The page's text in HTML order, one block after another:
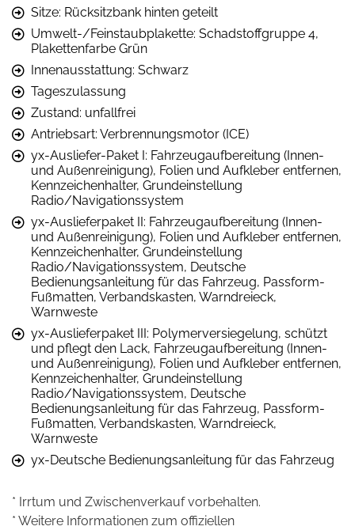
Sitze: Rücksitzbank hinten geteilt
Umwelt-/Feinstaubplakette: Schadstoffgruppe 4,
Plakettenfarbe Grün
Innenausstattung: Schwarz
Tageszulassung
Zustand: unfallfrei
Antriebsart: Verbrennungsmotor (ICE)
yx-Ausliefer-Paket I: Fahrzeugaufbereitung (Innen-
und Außenreinigung), Folien und Aufkleber entfernen,
Kennzeichenhalter, Grundeinstellung
Radio/Navigationssystem
yx-Auslieferpaket II: Fahrzeugaufbereitung (Innen-
und Außenreinigung), Folien und Aufkleber entfernen,
Kennzeichenhalter, Grundeinstellung
Radio/Navigationssystem, Deutsche
Bedienungsanleitung für das Fahrzeug, Passform-
Fußmatten, Verbandskasten, Warndreieck,
Warnweste
yx-Auslieferpaket III: Polymerversiegelung, schützt
und pflegt den Lack, Fahrzeugaufbereitung (Innen-
und Außenreinigung), Folien und Aufkleber entfernen,
Kennzeichenhalter, Grundeinstellung
Radio/Navigationssystem, Deutsche
Bedienungsanleitung für das Fahrzeug, Passform-
Fußmatten, Verbandskasten, Warndreieck,
Warnweste
yx-Deutsche Bedienungsanleitung für das Fahrzeug
* Irrtum und Zwischenverkauf vorbehalten.
* Weitere Informationen zum offiziellen